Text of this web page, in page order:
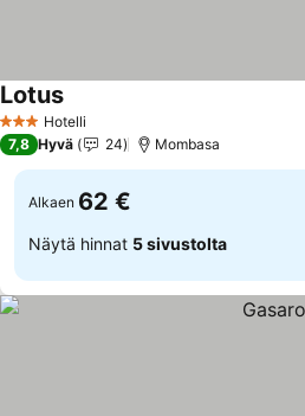
3 Tähtiluokitus
Hotelli
LotusKatso hinnat
7,8 Hyvä 24 Mombasa
Alkaen 62 €
Näytä hinnat 5 sivustolta